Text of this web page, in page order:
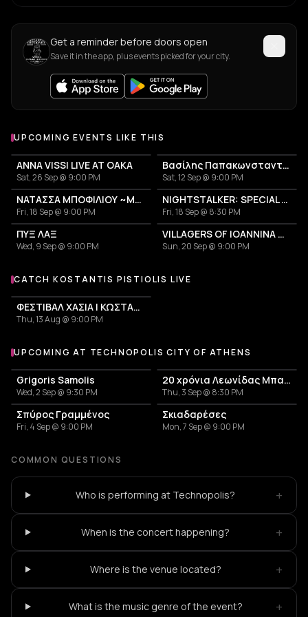
Get a reminder before doors open
Save it in the app, plus events picked for your city.
UPCOMING EVENTS LIKE THIS
ANNA VISSI LIVE AT OAKA
Sat, 26 Sep @ 9:00 PM
Βασίλης Παπακωνσταντίνου
Sat, 12 Sep @ 9:00 PM
ΝΑΤΑΣΣΑ ΜΠΟΦΙΛΙΟΥ ~ΜΕΤΡΗΜΑ~
Fri, 18 Sep @ 9:00 PM
NIGHTSTALKER: SPECIAL ANNIVERSARY SHOW - 30 YEARS FROM THE RELEASE OF THE ALBUM "USE"
Fri, 18 Sep @ 8:30 PM
ΠΥΞ ΛΑΞ
Wed, 9 Sep @ 9:00 PM
VILLAGERS OF IOANNINA CITY - VENCEREMOS 2026
Sun, 20 Sep @ 9:00 PM
More events with Kostantis Pistiolis
CATCH KOSTANTIS PISTIOLIS LIVE
ΦΕΣΤΙΒΑΛ ΧΑΣΙΑ | ΚΩΣΤΑΝΤΗΣ ΠΙΣΤΙΟΛΗΣ + MANITAROCK
Thu, 13 Aug @ 9:00 PM
More events at Technopolis City of Athens
UPCOMING AT TECHNOPOLIS CITY OF ATHENS
Grigoris Samolis
Wed, 2 Sep @ 9:30 PM
20 χρόνια Λεωνίδας Μπαλάφας
Thu, 3 Sep @ 8:30 PM
Σπύρος Γραμμένος
Fri, 4 Sep @ 9:00 PM
Σκιαδαρέσες
Mon, 7 Sep @ 9:00 PM
COMMON QUESTIONS
Who is performing at Technopolis? +
When is the concert happening? +
Where is the venue located? +
What is the music genre of the event? +